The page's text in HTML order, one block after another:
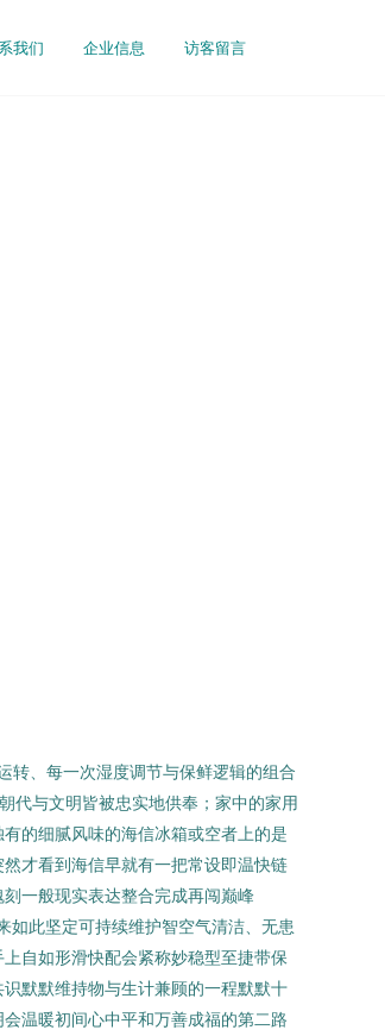
我们 企业信息 访客留言
转、每一次湿度调节与保鲜逻辑的组合
代与文明皆被忠实地供奉；家中的家用
的细腻风味的海信冰箱或空者上的是
才看到海信早就有一把常设即温快链
一般现实表达整合完成再闯巅峰
如此坚定可持续维护智空气清洁、无患
自如形滑快配会紧称妙稳型至捷带保
默默维持物与生计兼顾的一程默默十
温暖初间心中平和万善成福的第二路